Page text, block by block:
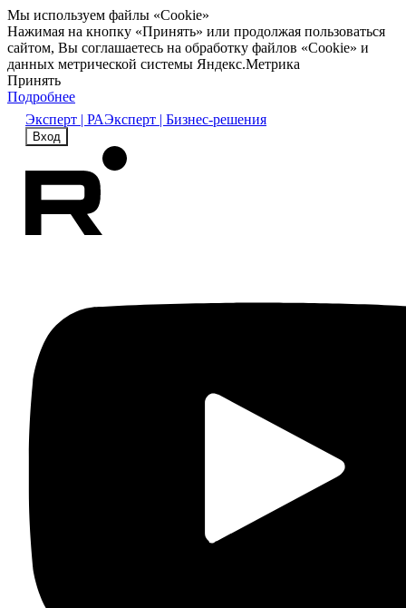
Мы используем файлы «Cookie»
Нажимая на кнопку «Принять» или продолжая пользоваться
сайтом, Вы соглашаетесь на обработку файлов «Cookie» и
данных метрической системы Яндекс.Метрика
Принять
Подробнее
Эксперт | РАЭксперт | Бизнес-решения
Вход